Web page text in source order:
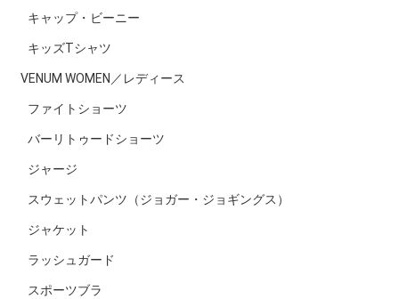
キャップ・ビーニー
キッズTシャツ
VENUM WOMEN／レディース
ファイトショーツ
バーリトゥードショーツ
ジャージ
スウェットパンツ（ジョガー・ジョギングス）
ジャケット
ラッシュガード
スポーツブラ